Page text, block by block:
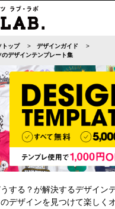
トップ
デザインガイド
のデザインテンプレート集
する？が解決するデザイン
デザインを見つけて楽しく